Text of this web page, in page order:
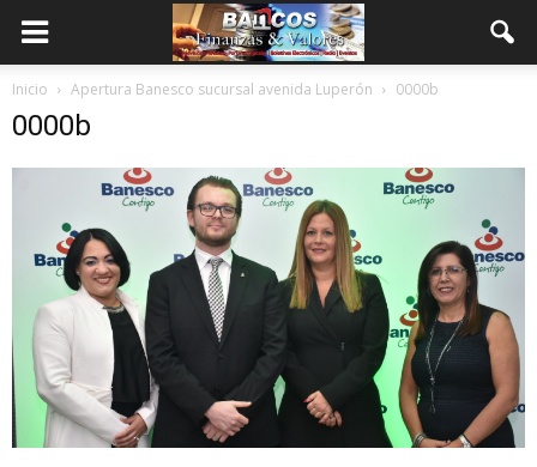
Inicio Apertura Banesco sucursal avenida Luperón 0000b
0000b